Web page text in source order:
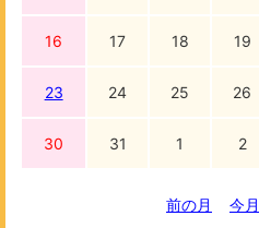
16 17 18 19
23 24 25 26
30 31 1 2
前の月 今月